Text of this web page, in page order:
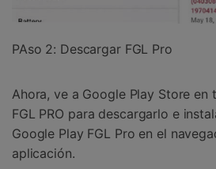
PAso 2: Descargar FGL Pro
Ahora, ve a Google Play Store
FGL PRO para descargarlo e
Google Play FGL Pro en el
aplicación.